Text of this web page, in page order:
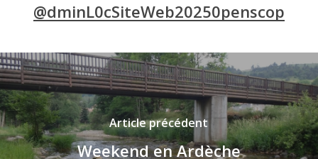
@dminL0cSiteWeb20250penscop
Article précédent
Weekend en Ardèche